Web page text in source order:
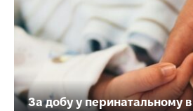
За добу у перинатальному в